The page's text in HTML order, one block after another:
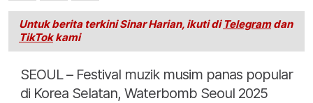
Untuk berita terkini Sinar Harian, ikuti di Telegramdan
TikTokkami
SEOUL – Festival muzik musim panas popular
di Korea Selatan, Waterbomb Seoul 2025